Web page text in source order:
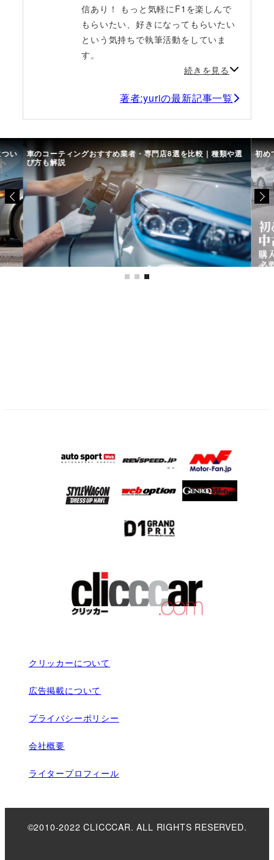
信あり！ もっと気軽にF1を楽しんで
もらいたい、好きになってもらいたい
という気持ちで執筆活動をしていま
す。
続きを見る
著者:yuriの最新記事一覧
い 車のコーティングおすすめ業者・専門店8選を比較｜種類や選
び方も解説
初め
クリッカーについて
広告掲載について
プライバシーポリシー
会社概要
ライタープロフィール
©2010-2022 CLICCCAR. ALL RIGHTS RESERVED.